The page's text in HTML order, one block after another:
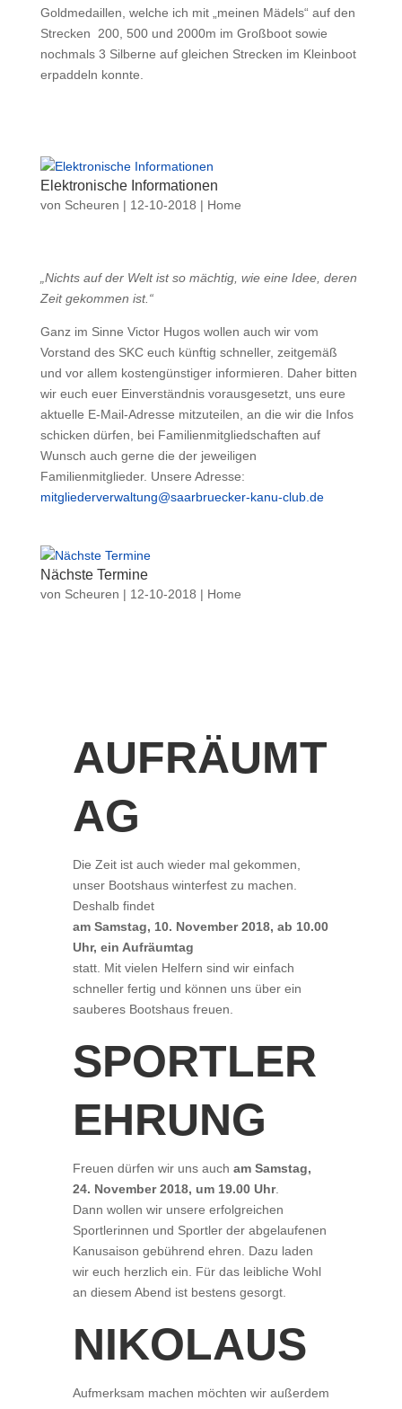
Goldmedaillen, welche ich mit „meinen Mädels“ auf den
Strecken 200, 500 und 2000m im Großboot sowie
nochmals 3 Silberne auf gleichen Strecken im Kleinboot
erpaddeln konnte.
Elektronische Informationen
von Scheuren | 12-10-2018 | Home
„Nichts auf der Welt ist so mächtig, wie eine Idee, deren
Zeit gekommen ist.“
Ganz im Sinne Victor Hugos wollen auch wir vom
Vorstand des SKC euch künftig schneller, zeitgemäß
und vor allem kostengünstiger informieren. Daher bitten
wir euch euer Einverständnis vorausgesetzt, uns eure
aktuelle E-Mail-Adresse mitzuteilen, an die wir die Infos
schicken dürfen, bei Familienmitgliedschaften auf
Wunsch auch gerne die der jeweiligen
Familienmitglieder. Unsere Adresse:
mitgliederverwaltung@saarbruecker-kanu-club.de
Nächste Termine
von Scheuren | 12-10-2018 | Home
AUFRÄUMT
AG
Die Zeit ist auch wieder mal gekommen,
unser Bootshaus winterfest zu machen.
Deshalb findet
am Samstag, 10. November 2018, ab 10.00
Uhr, ein Aufräumtag
statt. Mit vielen Helfern sind wir einfach
schneller fertig und können uns über ein
sauberes Bootshaus freuen.
SPORTLER
EHRUNG
Freuen dürfen wir uns auch am Samstag,
24. November 2018, um 19.00 Uhr.
Dann wollen wir unsere erfolgreichen
Sportlerinnen und Sportler der abgelaufenen
Kanusaison gebührend ehren. Dazu laden
wir euch herzlich ein. Für das leibliche Wohl
an diesem Abend ist bestens gesorgt.
NIKOLAUS
Aufmerksam machen möchten wir außerdem